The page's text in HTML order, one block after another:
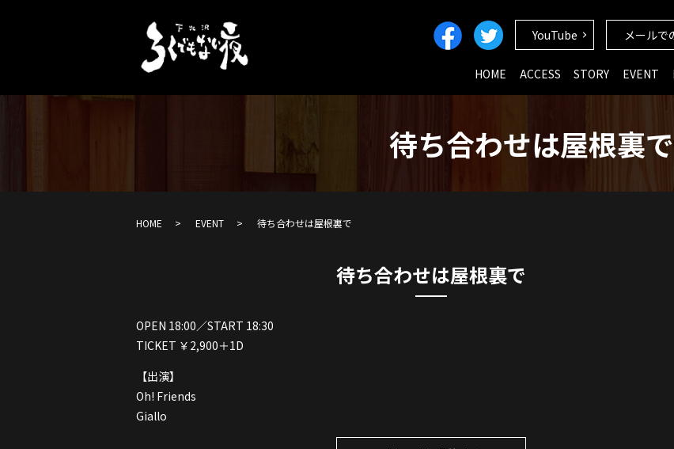
HOME ACCESS STORY EVENT
YouTube メールで
待ち合わせは屋根裏で
HOME EVENT 待ち合わせは屋根裏で
待ち合わせは屋根裏で
OPEN 18:00／START 18:30
TICKET ￥2,900＋1D
【出演】
Oh! Friends
Giallo